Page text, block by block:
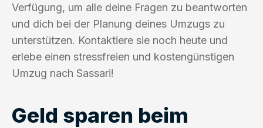
Verfügung, um alle deine Fragen zu beantworten
und dich bei der Planung deines Umzugs zu
unterstützen. Kontaktiere sie noch heute und
erlebe einen stressfreien und kostengünstigen
Umzug nach Sassari!
Geld sparen beim